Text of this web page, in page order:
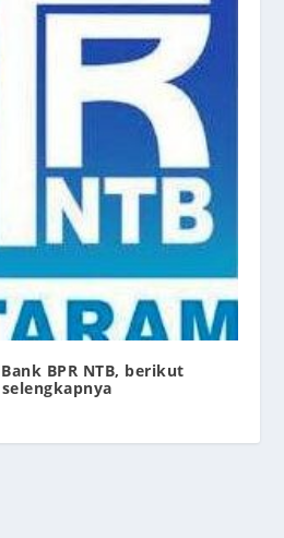
BPR NTB, berikut